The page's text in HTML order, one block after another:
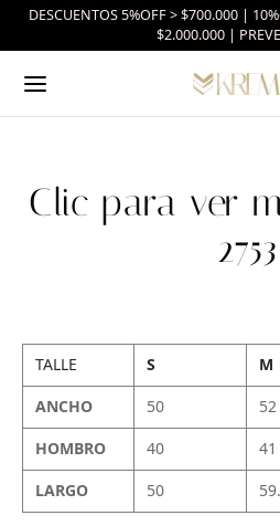
DESCUENTOS 5%OFF > $700.000 |
$2.000.000 |
Clic para ver
2753
TALLE S M
ANCHO
50 52
HOMBRO
40 41
LARGO
50